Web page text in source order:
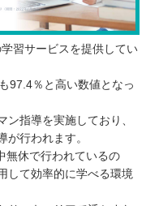
習サービスを提供してい
97.4％と高い数値となっ
ン指導を実施しており、
が行われます。
無休で行われているの
して効率的に学べる環境